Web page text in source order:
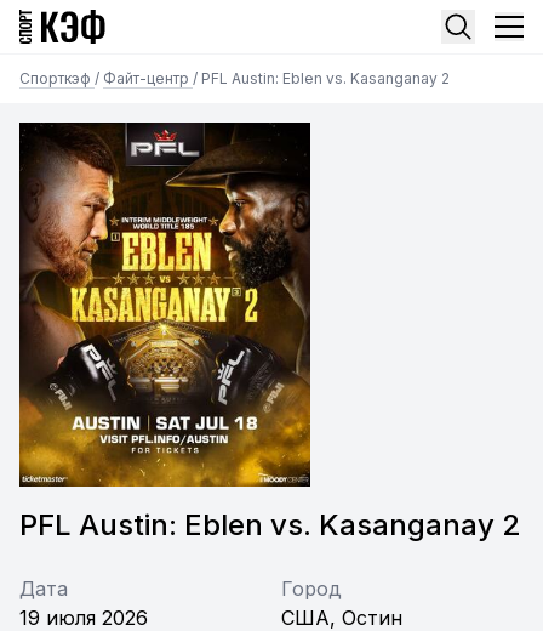
Спорткэф / Файт-центр / PFL Austin: Eblen vs. Kasanganay 2
PFL Austin: Eblen vs. Kasanganay 2
Дата
19 июля 2026
Город
США, Остин